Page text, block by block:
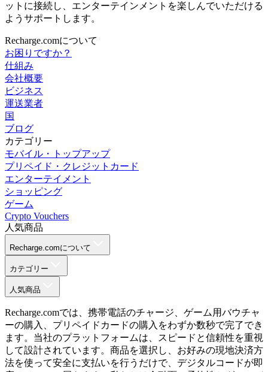
ットに接続し、エンターテインメントを楽しんでいただける
ようサポートします。
Recharge.comについて
お困りですか？
仕組み
会社概要
ビジネス
運送業者
国
ブログ
カテゴリー
モバイル・トップアップ
プリペイド・クレジットカード
エンターテイメント
ショッピング
ゲーム
Crypto Vouchers
人気商品
Recharge.comについて
カテゴリー
人気商品
Recharge.comでは、携帯電話のチャージ、ゲーム用バウチャ
ーの購入、プリペイドカードの購入をわずか数秒で完了でき
ます。当社のプラットフォームは、スピードと信頼性を重視
して設計されています。商品を選択し、お好みの現地決済方
法を使って安全に支払いを行うだけで、デジタルコードが即